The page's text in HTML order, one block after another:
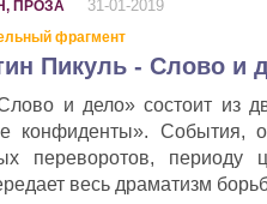
ПРОЗА 31-01-2019
фрагмент
Пикуль - Слово и
и дело» состоит из
конфиденты». События,
переворотов, периоду
весь драматизм